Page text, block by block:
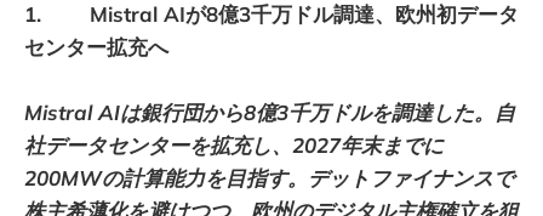
1. Mistral AIが8億3千万ドル調達、欧州初データ
センター拡充へ
Mistral AIは銀行団から8億3千万ドルを調達した。自
社データセンターを拡充し、2027年末までに
200MWの計算能力を目指す。デットファイナンスで